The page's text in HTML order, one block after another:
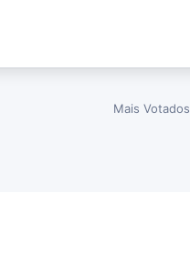
Mais Votados